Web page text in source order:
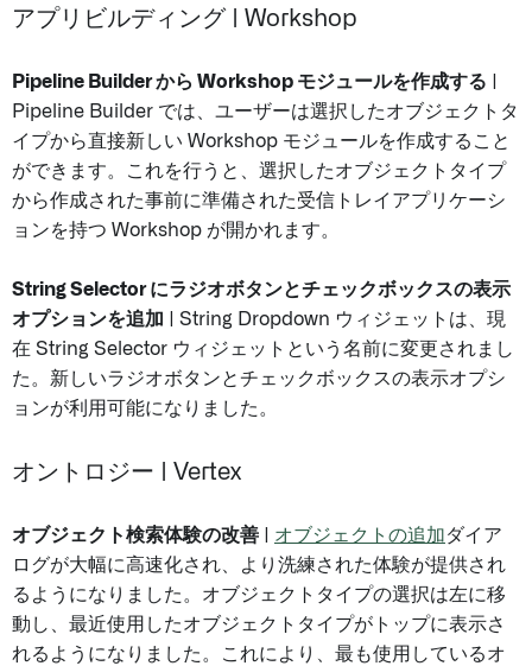
アプリビルディング | Workshop
Pipeline Builder から Workshop モジュールを作成する
Pipeline Builder では、ユーザーは選択したオブジェクトタ
イプから直接新しい Workshop モジュールを作成すること
ができます。これを行うと、選択したオブジェクトタイプ
から作成された事前に準備された受信トレイアプリケーシ
ョンを持つ Workshop が開かれます。
String Selector にラジオボタンとチェックボックスの表示
オプションを追加
| String Dropdown ウィジェットは、現
在 String Selector ウィジェットという名前に変更されまし
た。新しいラジオボタンとチェックボックスの表示オプシ
ョンが利用可能になりました。
オントロジー | Vertex
オブジェクト検索体験の改善 オブジェクトの追加ダイア
ログが大幅に高速化され、より洗練された体験が提供され
るようになりました。オブジェクトタイプの選択は左に移
動し、最近使用したオブジェクトタイプがトップに表示さ
れるようになりました。これにより、最も使用しているオ